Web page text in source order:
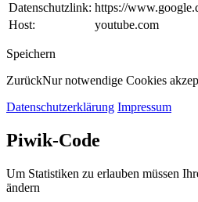
Datenschutzlink: https://
Host:
youtube.com
Speichern
ZurückNur notwendige Cookies
Datenschutzerklärung Impressum
Piwik-Code
Um Statistiken zu erlauben müssen
ändern